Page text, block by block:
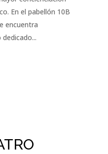
En el pabellón 10B
encuentra
dedicado...